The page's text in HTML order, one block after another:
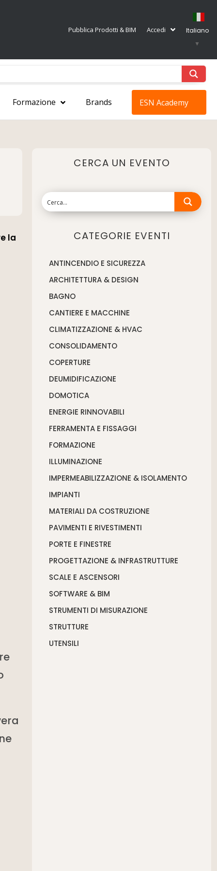
Pubblica Prodotti & BIM Accedi
Italiano
▼
Formazione Brands ESN Academy
la
CERCA UN EVENTO
CATEGORIE EVENTI
ANTINCENDIO E SICUREZZA
ARCHITETTURA & DESIGN
BAGNO
CANTIERE E MACCHINE
CLIMATIZZAZIONE & HVAC
CONSOLIDAMENTO
COPERTURE
DEUMIDIFICAZIONE
DOMOTICA
ENERGIE RINNOVABILI
FERRAMENTA E FISSAGGI
FORMAZIONE
ILLUMINAZIONE
IMPERMEABILIZZAZIONE & ISOLAMENTO
IMPIANTI
MATERIALI DA COSTRUZIONE
PAVIMENTI E RIVESTIMENTI
PORTE E FINESTRE
PROGETTAZIONE & INFRASTRUTTURE
SCALE E ASCENSORI
SOFTWARE & BIM
STRUMENTI DI MISURAZIONE
STRUTTURE
UTENSILI